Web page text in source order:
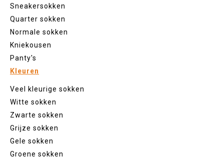
Sneakersokken
Quarter sokken
Normale sokken
Kniekousen
Panty's
Kleuren
Veel kleurige sokken
Witte sokken
Zwarte sokken
Grijze sokken
Gele sokken
Groene sokken